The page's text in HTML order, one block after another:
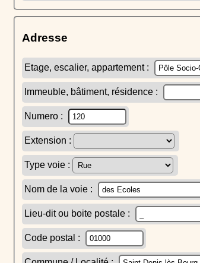
Adresse
Etage, escalier, appartement :
Immeuble, bâtiment, résidence :
Numero :
Extension :
Type voie :
Nom de la voie :
Lieu-dit ou boite postale :
Code postal :